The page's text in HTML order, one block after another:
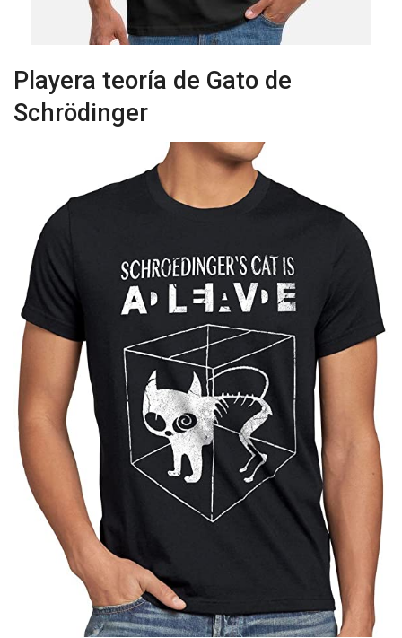
Playera teoría de Gato de
Schrödinger